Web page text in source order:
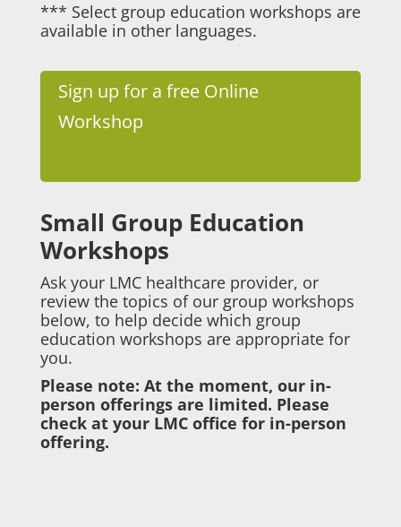
*** Select group education workshops are
available in other languages.
Sign up for a free Online
Workshop
Small Group Education
Workshops
Ask your LMC healthcare provider, or
review the topics of our group workshops
below, to help decide which group
education workshops are appropriate for
you.
Please note: At the moment, our in-
person offerings are limited. Please
check at your LMC office for in-person
offering.